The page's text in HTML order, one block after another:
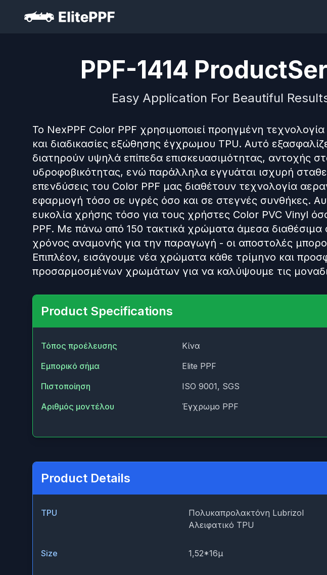
PPF-1414
Easy Application For Beautiful
Το NexPPF Color PPF χρησιμοποιεί προηγμένη
και διαδικασίες εξώθησης έγχρωμου TPU. Αυτό
διατηρούν υψηλά επίπεδα επισκευασιμότητας, αντοχής
υδροφοβικότητας, ενώ παράλληλα εγγυάται ισχυρή
επενδύσεις του Color PPF μας διαθέτουν τεχνολογία
εφαρμογή τόσο σε υγρές όσο και σε στεγνές συνθήκες.
ευκολία χρήσης τόσο για τους χρήστες Color PVC Vinyl
PPF. Με πάνω από 150 τακτικά χρώματα άμεσα διαθέσιμα
χρόνος αναμονής για την παραγωγή - οι αποστολές
Επιπλέον, εισάγουμε νέα χρώματα κάθε τρίμηνο και
προσαρμοσμένων χρωμάτων για να καλύψουμε τις
Product Specifications
Τόπος προέλευσης
Κίνα
Εμπορικό σήμα
Elite PPF
Πιστοποίηση
ISO 9001, SGS
Αριθμός μοντέλου
Έγχρωμο PPF
Product Details
TPU
Πολυκαπρολακτόνη Lubrizol
Αλειφατικό TPU
Size 1,52*16μ